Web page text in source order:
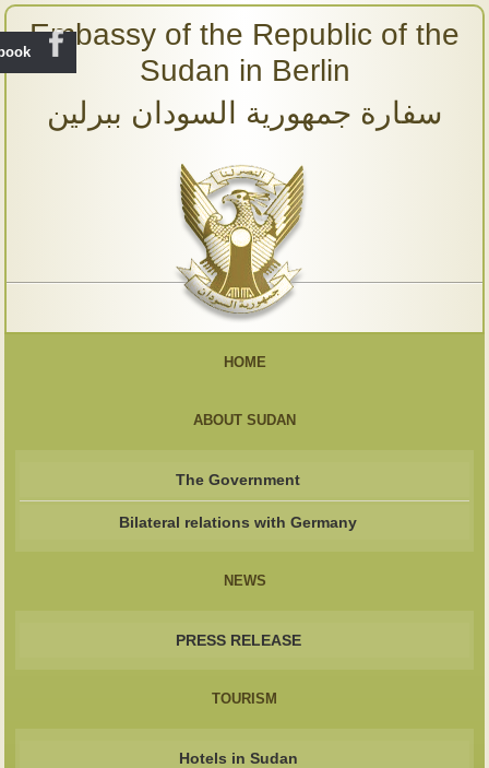
Embassy of the Republic of the
Sudan in Berlin
سفارة جمهورية السودان ببرلين
HOME
ABOUT SUDAN
The Government
Bilateral relations with Germany
NEWS
PRESS RELEASE
TOURISM
Hotels in Sudan